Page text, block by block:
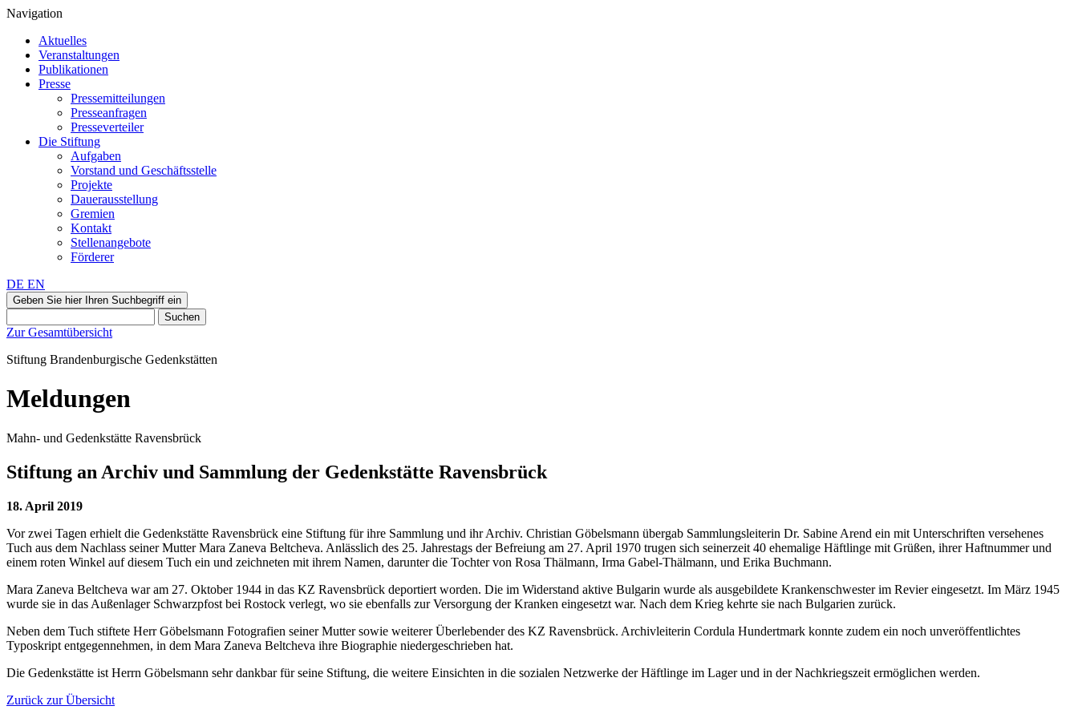
Navigation
Aktuelles
Veranstaltungen
Publikationen
Presse
Pressemitteilungen
Presseanfragen
Presseverteiler
Die Stiftung
Aufgaben
Vorstand und Geschäftsstelle
Projekte
Dauerausstellung
Gremien
Kontakt
Stellenangebote
Förderer
DE EN
Geben Sie hier Ihren Suchbegriff ein
Suchen
Zur Gesamtübersicht
Stiftung Brandenburgische Gedenkstätten
Meldungen
Mahn- und Gedenkstätte Ravensbrück
Stiftung an Archiv und Sammlung der Gedenkstätte Ravensbrück
18. April 2019
Vor zwei Tagen erhielt die Gedenkstätte Ravensbrück eine Stiftung für ihre Sammlung und ihr Archiv. Christian Göbelsmann übergab Sammlungsleiterin Dr. Sabine Arend ein mit Unterschriften versehenes
Tuch aus dem Nachlass seiner Mutter Mara Zaneva Beltcheva. Anlässlich des 25. Jahrestags der Befreiung am 27. April 1970 trugen sich seinerzeit 40 ehemalige Häftlinge mit Grüßen, ihrer Haftnummer und
einem roten Winkel auf diesem Tuch ein und zeichneten mit ihrem Namen, darunter die Tochter von Rosa Thälmann, Irma Gabel-Thälmann, und Erika Buchmann.
Mara Zaneva Beltcheva war am 27. Oktober 1944 in das KZ Ravensbrück deportiert worden. Die im Widerstand aktive Bulgarin wurde als ausgebildete Krankenschwester im Revier eingesetzt. Im März 1945
wurde sie in das Außenlager Schwarzpfost bei Rostock verlegt, wo sie ebenfalls zur Versorgung der Kranken eingesetzt war. Nach dem Krieg kehrte sie nach Bulgarien zurück.
Neben dem Tuch stiftete Herr Göbelsmann Fotografien seiner Mutter sowie weiterer Überlebender des KZ Ravensbrück. Archivleiterin Cordula Hundertmark konnte zudem ein noch unveröffentlichtes
Typoskript entgegennehmen, in dem Mara Zaneva Beltcheva ihre Biographie niedergeschrieben hat.
Die Gedenkstätte ist Herrn Göbelsmann sehr dankbar für seine Stiftung, die weitere Einsichten in die sozialen Netzwerke der Häftlinge im Lager und in der Nachkriegszeit ermöglichen werden.
Zurück zur Übersicht